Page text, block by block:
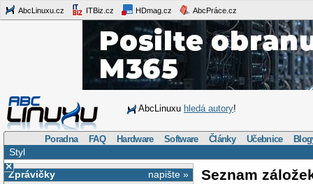
AbcLinuxu.cz ITBiz.cz HDmag.cz AbcPráce.cz
AbcLinuxu hledá autory!
Poradna FAQ Hardware Software Články Učebnice
Styl
×
napište »
Zprávičky
Seznam